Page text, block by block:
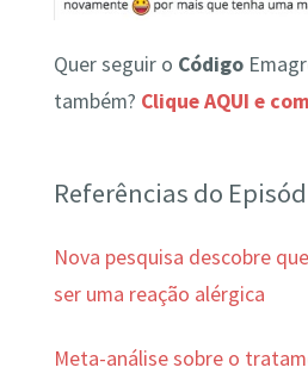
Quer seguir o Código
também? Clique AQUI e
Referências do
Nova pesquisa descobre
ser uma reação alérgica
Meta-análise sobre o